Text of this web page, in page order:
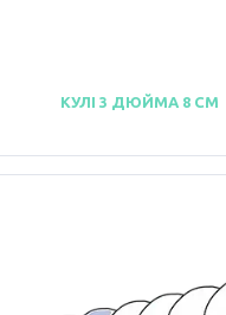
КУЛІ 3 ДЮЙМА 8 СМ